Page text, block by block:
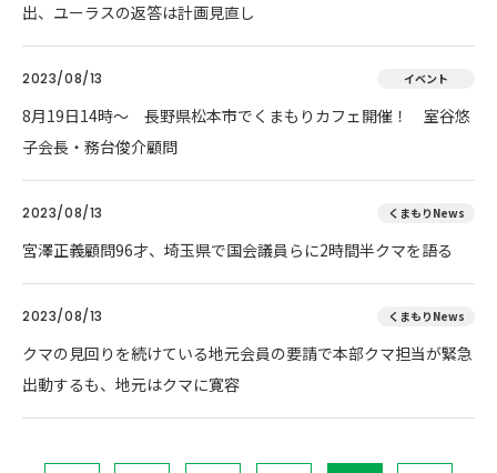
出、ユーラスの返答は計画見直し
2023/08/13 イベント
8月19日14時～ 長野県松本市でくまもりカフェ開催！ 室谷悠
子会長・務台俊介顧問
2023/08/13 くまもりNews
宮澤正義顧問96才、埼玉県で国会議員らに2時間半クマを語る
2023/08/13 くまもりNews
クマの見回りを続けている地元会員の要請で本部クマ担当が緊急
出動するも、地元はクマに寛容